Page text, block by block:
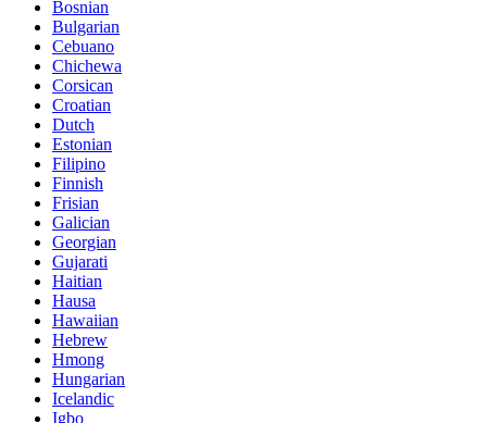
Bosnian
Bulgarian
Cebuano
Chichewa
Corsican
Croatian
Dutch
Estonian
Filipino
Finnish
Frisian
Galician
Georgian
Gujarati
Haitian
Hausa
Hawaiian
Hebrew
Hmong
Hungarian
Icelandic
Igbo